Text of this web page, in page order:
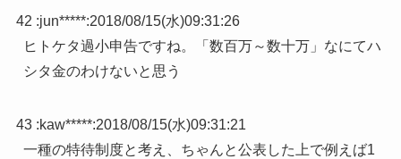
42 :jun*****:2018/08/15(水)09:31:26
ヒトケタ過小申告ですね。「数百万～数十万」なにてハ
シタ金のわけないと思う
43 :kaw*****:2018/08/15(水)09:31:21
一種の特待制度と考え、ちゃんと公表した上で例えば1